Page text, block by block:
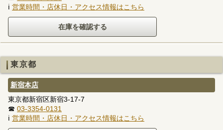
ℹ 営業時間・店休日・アクセス情報はこちら
東京都
新宿本店
東京都新宿区新宿3-17-7
☎ 03-3354-0131
ℹ 営業時間・店休日・アクセス情報はこちら